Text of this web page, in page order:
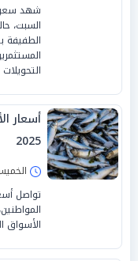
شهد سعر
السبت،
الطفيفة
2025
الخميس 11/ديسمبر/2025
تواصل
الأسواق